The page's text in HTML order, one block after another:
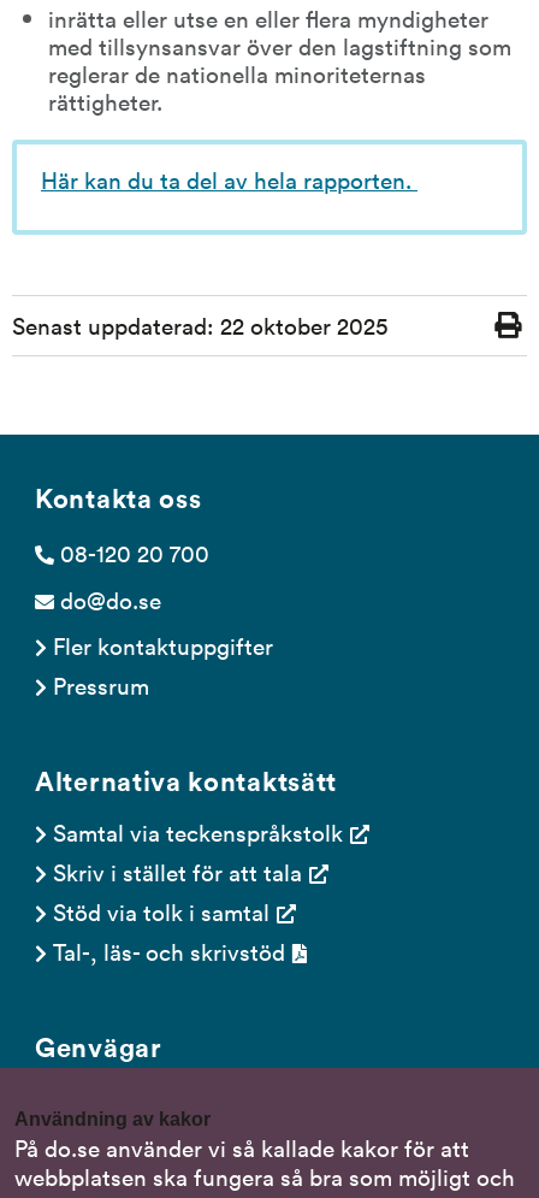
Användning av kakor
På do.se använder vi så kallade kakor för att
webbplatsen ska fungera så bra som möjligt och
inrätta eller utse en eller flera myndigheter
med tillsynsansvar över den lagstiftning som
reglerar de nationella minoriteternas
rättigheter.
Här kan du ta del av hela rapporten.
Sidinformation
Senast uppdaterad: 22 oktober 2025
Skriv
ut
Kontakta oss
08-120 20 700
do@do.se
Fler kontaktuppgifter
Pressrum
Alternativa kontaktsätt
Samtal via teckenspråkstolk
Skriv i stället för att tala
Stöd via tolk i samtal
Tal-, läs- och skrivstöd
Genvägar
Nationella minoritetsspråk
Om DO:s webbplats